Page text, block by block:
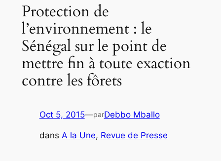
Protection de
l’environnement : le
Sénégal sur le point de
mettre fin à toute exaction
contre les fôrets
Oct 5, 2015—parDebbo Mballo
dans A la Une, Revue de Presse